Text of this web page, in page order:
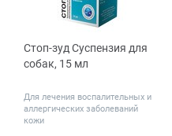
Стоп-зуд Суспензия для
собак, 15 мл
Для лечения воспалительных и
аллергических заболеваний
кожи